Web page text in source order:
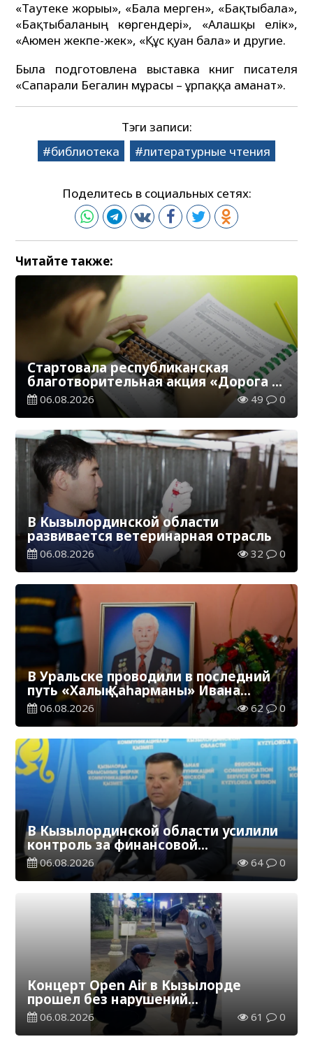
«Таутеке жорығы», «Бала мерген», «Бақтыбала»,
«Бақтыбаланың көргендері», «Алғашқы елік»,
«Аюмен жекпе-жек», «Құс қуған бала» и другие.
Была подготовлена выставка книг писателя
«Сапарғали Бегалин мұрасы – ұрпаққа аманат».
Тэги записи:
библиотека
литературные чтения
Поделитесь в социальных сетях:
Читайте также:
Стартовала республиканская
благотворительная акция «Дорога в
школу»
06.08.2026 49 0
В Кызылординской области
развивается ветеринарная отрасль
06.08.2026 32 0
В Уральске проводили в последний
путь «Халық Қаһарманы» Ивана
Степановича Гапича
06.08.2026 62 0
В Кызылординской области усилили
контроль за финансовой
дисциплиной
06.08.2026 64 0
Концерт Open Air в Кызылорде
прошел без нарушений
общественного порядка
06.08.2026 61 0